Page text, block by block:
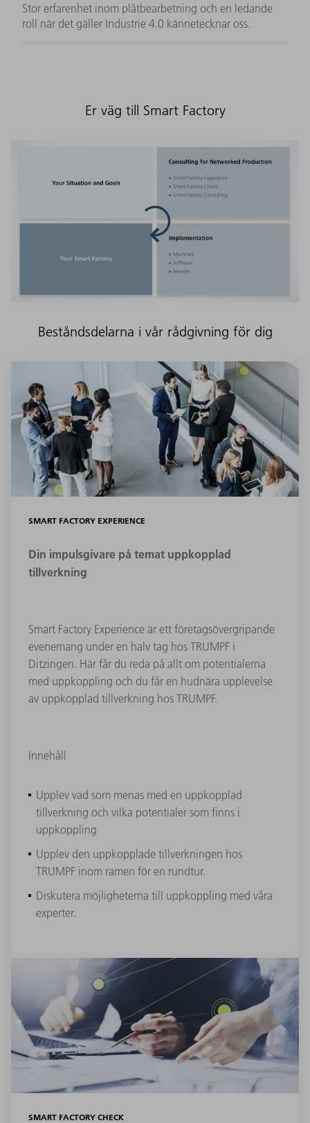
Stor erfarenhet inom plåtbearbetning och en ledande
roll när det gäller Industrie 4.0 kännetecknar oss.
Er väg till Smart Factory
Beståndsdelarna i vår rådgivning för dig
SMART FACTORY EXPERIENCE
Din impulsgivare på temat uppkopplad
tillverkning
Smart Factory Experience är ett företagsövergripande
evenemang under en halv tag hos TRUMPF i
Ditzingen. Här får du reda på allt om potentialerna
med uppkoppling och du får en hudnära upplevelse
av uppkopplad tillverkning hos TRUMPF.
Innehåll
Upplev vad som menas med en uppkopplad
tillverkning och vilka potentialer som finns i
uppkoppling
Upplev den uppkopplade tillverkningen hos
TRUMPF inom ramen för en rundtur.
Diskutera möjligheterna till uppkoppling med våra
experter.
SMART FACTORY CHECK